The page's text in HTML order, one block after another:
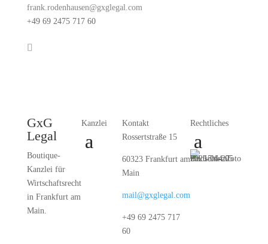
frank.rodenhausen@gxglegal.com
+49 69 2475 717 60
GxG
Legal
Boutique-
Kanzlei für
Wirtschaftsrecht
in Frankfurt am
Main.
Kanzlei
Kontakt
Rossertstraße 15
60323 Frankfurt am
Main
mail@gxglegal.com
+49 69 2475 717
60
Rechtliches